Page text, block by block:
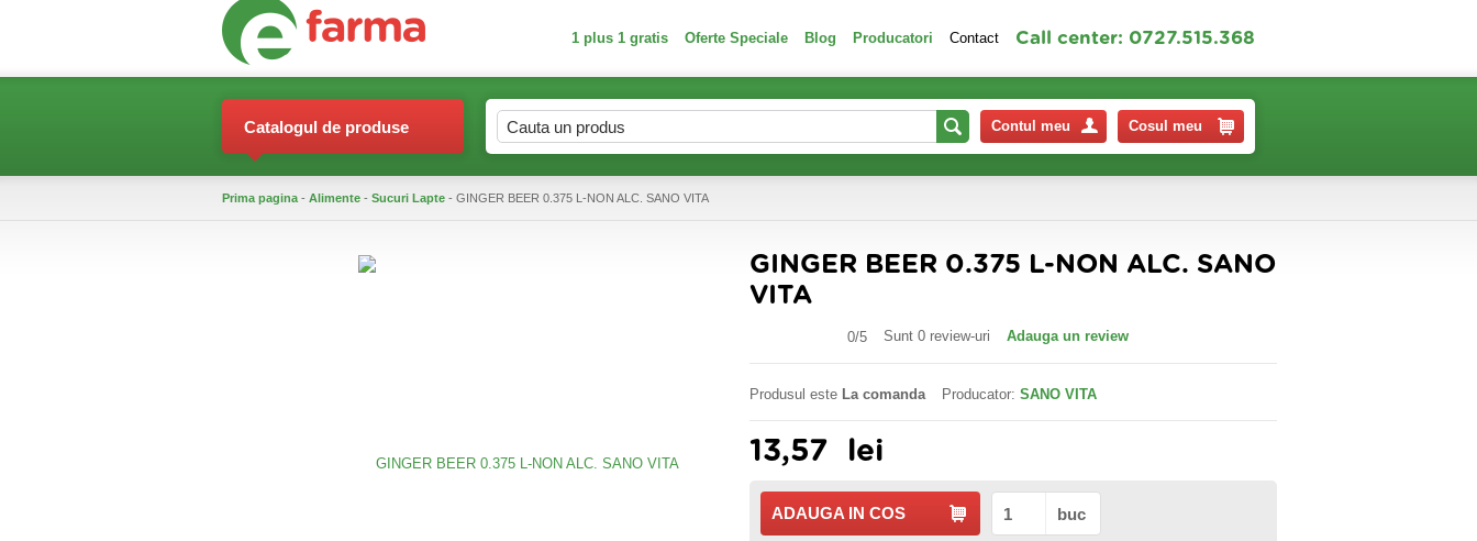
1 plus 1 gratis Oferte Speciale Blog Producatori Contact Call center: 0727.515.368
Catalogul de produse Contul meu Cosul meu
Prima pagina - Alimente - Sucuri Lapte - GINGER BEER 0.375 L-NON ALC. SANO VITA
GINGER BEER 0.375 L-NON ALC. SANO
VITA
0/5 Sunt 0 review-uri Adauga un review
Produsul este La comanda Producator: SANO VITA
13,57 lei
ADAUGA IN COS buc